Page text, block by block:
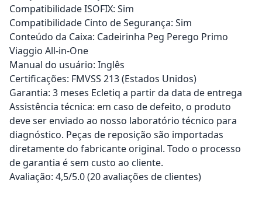
Compatibilidade ISOFIX: Sim
Compatibilidade Cinto de Segurança: Sim
Conteúdo da Caixa: Cadeirinha Peg Perego Primo
Viaggio All-in-One
Manual do usuário: Inglês
Certificações: FMVSS 213 (Estados Unidos)
Garantia: 3 meses Ecletiq a partir da data de entrega
Assistência técnica: em caso de defeito, o produto
deve ser enviado ao nosso laboratório técnico para
diagnóstico. Peças de reposição são importadas
diretamente do fabricante original. Todo o processo
de garantia é sem custo ao cliente.
Avaliação: 4,5/5.0 (20 avaliações de clientes)